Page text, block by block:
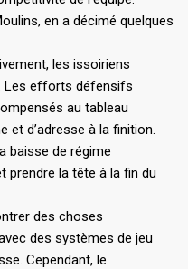
en a décimé quelques
les issoiriens
Les efforts défensifs
au tableau
et d’adresse à la finition.
baisse de régime
prendre la tête à la fin du
des choses
des systèmes de jeu
Cependant, le